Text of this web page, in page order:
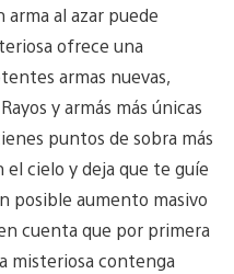
al azar puede
ofrece una
armas nuevas,
y armás más únicas
puntos de sobra más
cielo y deja que te guíe
posible aumento masivo
cuenta que por primera
misteriosa contenga